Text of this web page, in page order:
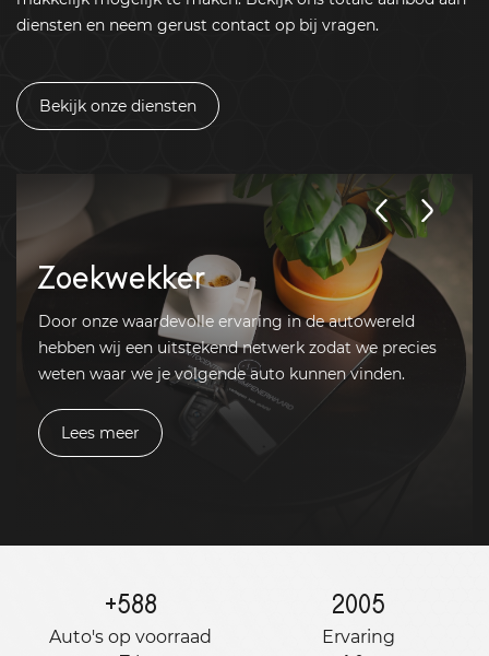
diensten en neem gerust contact op bij vragen.
Bekijk onze diensten
Zoekwekker
Door onze waardevolle ervaring in de autowereld
hebben wij een uitstekend netwerk zodat we precies
weten waar we je volgende auto kunnen vinden.
Lees meer
+588
Auto's op voorraad
2005
Ervaring